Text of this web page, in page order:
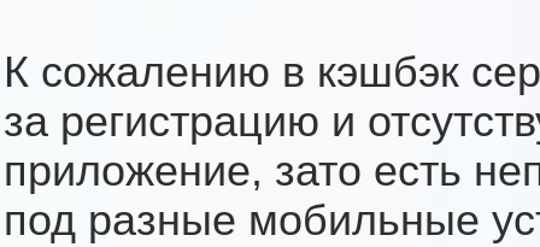
К сожалению в кэшбэк
за регистрацию и
приложение, зато есть
под разные мобильные